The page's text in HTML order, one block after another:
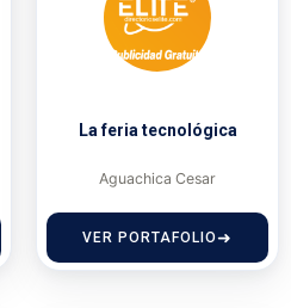
La feria tecnológica
Aguachica Cesar
VER PORTAFOLIO